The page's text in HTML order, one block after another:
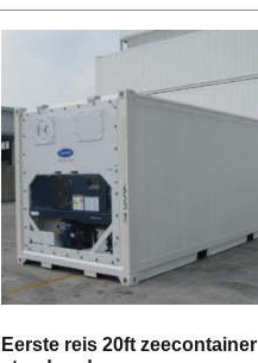
Eerste reis 20ft zeecontainer